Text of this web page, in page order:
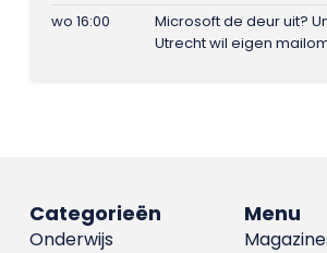
wo 16:00
Microsoft de deur uit?
Utrecht wil eigen
Menu
Categorieën
Onderwijs